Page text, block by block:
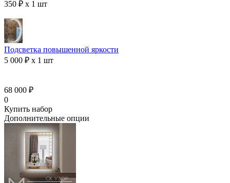
350 ₽ x 1 шт
Подсветка повышенной яркости
5 000 ₽ x 1 шт
68 000 ₽
0
Купить набор
Дополнительные опции